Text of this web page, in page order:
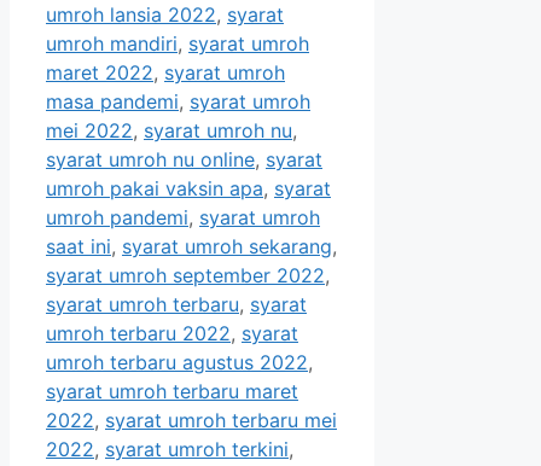
umroh lansia 2022, syarat
umroh mandiri, syarat umroh
maret 2022, syarat umroh
masa pandemi, syarat umroh
mei 2022, syarat umroh nu,
syarat umroh nu online, syarat
umroh pakai vaksin apa, syarat
umroh pandemi, syarat umroh
saat ini, syarat umroh sekarang,
syarat umroh september 2022,
syarat umroh terbaru, syarat
umroh terbaru 2022, syarat
umroh terbaru agustus 2022,
syarat umroh terbaru maret
2022, syarat umroh terbaru mei
2022, syarat umroh terkini,